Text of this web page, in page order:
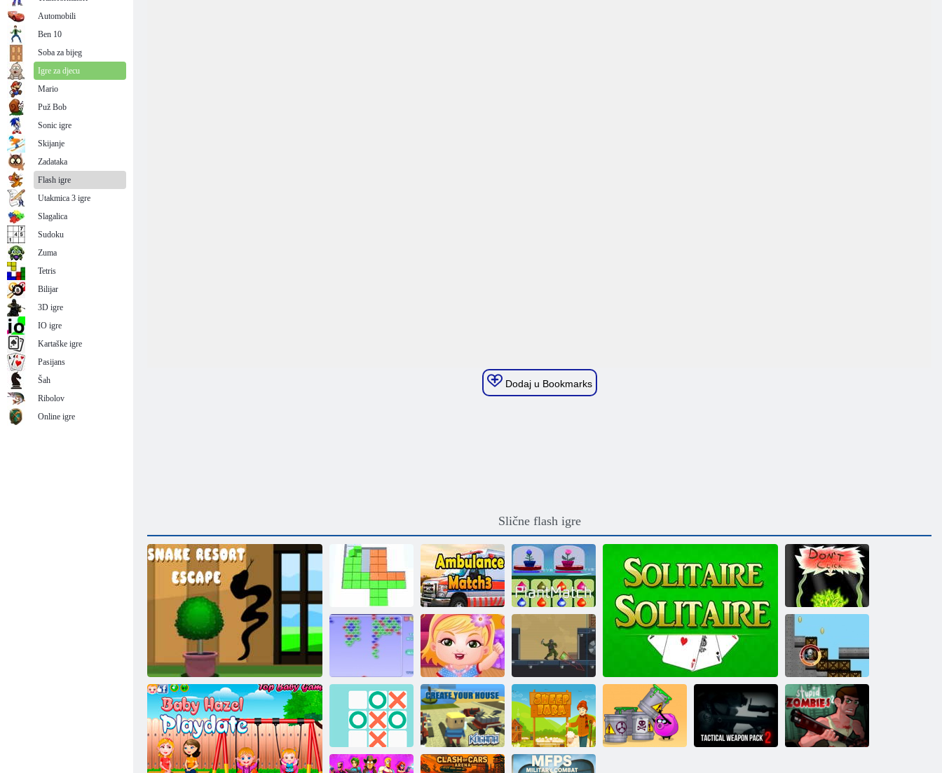
Dodaj u Bookmarks
Slične flash igre
Obojeni blokovi
vs blokovi 3D
Hitna pomoć3 Biljna utakmica Ne pritiskaj
Mjehurići
Dječji Hazel sam
kod kuće
Smrt Lab Pakao
Automobili
Ben 10
Soba za bijeg
Igre za djecu
Mario
Puž Bob
Sonic igre
Skijanje
Zadataka
Flash igre
Utakmica 3 igre
Slagalica
Sudoku
Zuma
Tetris
Bilijar
3D igre
IO igre
Kartaške igre
Pasijans
Šah
Ribolov
Online igre